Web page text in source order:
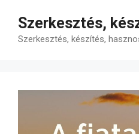
tartalomba
Szerkesztés,
Szerkesztés, készítés,